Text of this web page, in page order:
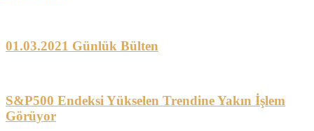
01.03.2021 Günlük Bülten
S&P500 Endeksi Yükselen Trendine Yakın İşlem
Görüyor